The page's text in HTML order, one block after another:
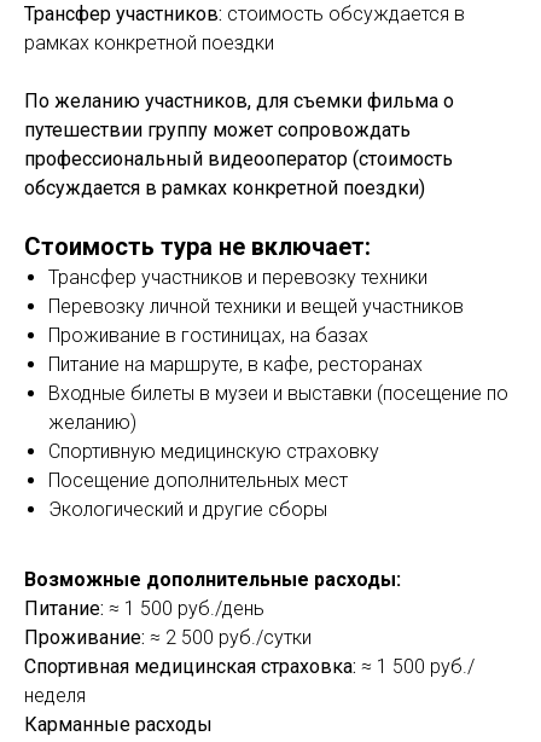
Трансфер участников: стоимость обсуждается в
рамках конкретной поездки
По желанию участников, для съемки фильма о
путешествии группу может сопровождать
профессиональный видеооператор (стоимость
обсуждается в рамках конкретной поездки)
Стоимость тура не включает:
Трансфер участников и перевозку техники
Перевозку личной техники и вещей участников
Проживание в гостиницах, на базах
Питание на маршруте, в кафе, ресторанах
Входные билеты в музеи и выставки (посещение по
желанию)
Спортивную медицинскую страховку
Посещение дополнительных мест
Экологический и другие сборы
Возможные дополнительные расходы:
Питание: ≈ 1 500 руб./день
Проживание: ≈ 2 500 руб./сутки
Спортивная медицинская страховка: ≈ 1 500 руб./
неделя
Карманные расходы